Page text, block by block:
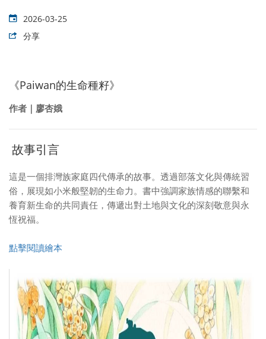
2026-03-25
分享
《Paiwan的生命種籽》
作者｜廖杏娥
故事引言
這是一個排灣族家庭四代傳承的故事。透過部落文化與傳統習
俗，展現如小米般堅韌的生命力。書中強調家族情感的聯繫和
養育新生命的共同責任，傳遞出對土地與文化的深刻敬意與永
恆祝福。
點擊閱讀繪本